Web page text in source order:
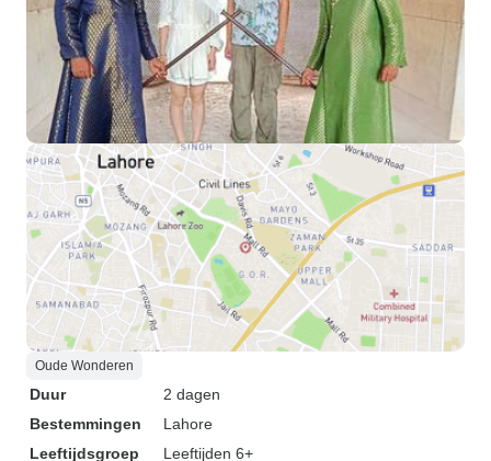
Oude Wonderen
Duur
2 dagen
Bestemmingen
Lahore
Leeftijdsgroep
Leeftijden 6+